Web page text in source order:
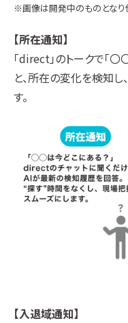
※画像は開発中のものとなり
【所在通知】
「direct」のトークで「
と、所在の変化を検知
す。
【入退域通知】